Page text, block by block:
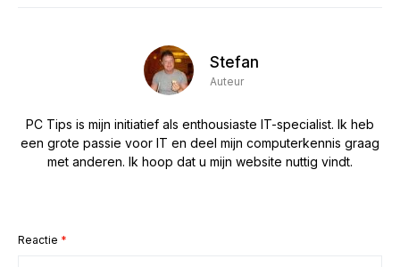
Stefan
Auteur
PC Tips is mijn initiatief als enthousiaste IT-specialist. Ik heb
een grote passie voor IT en deel mijn computerkennis graag
met anderen. Ik hoop dat u mijn website nuttig vindt.
Reactie *